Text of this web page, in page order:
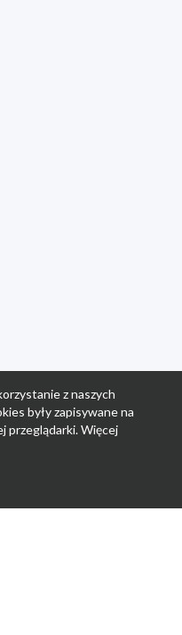
z naszych
były zapisywane na
przeglądarki. Więcej